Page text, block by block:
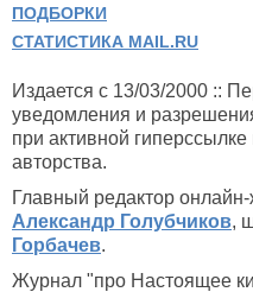
ПОДБОРКИ
СТАТИСТИКА MAIL.RU
Издается с 13/03/2000 ::
уведомления и
при активной гиперссылке
авторства.
Главный редактор
Александр Голубчиков,
Горбачев.
Журнал "про Настоящее